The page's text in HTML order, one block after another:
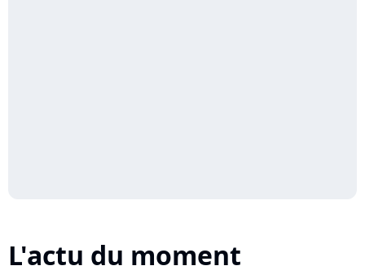
L'actu du moment